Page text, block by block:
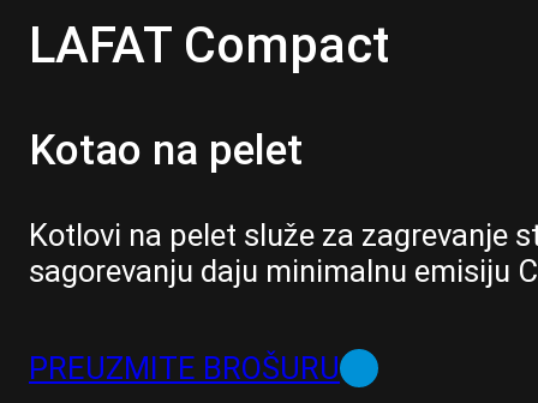
LAFAT Compact
Kotao na pelet
Kotlovi na pelet služe za zagrevanje
sagorevanju daju minimalnu emisiju
PREUZMITE BROŠURU